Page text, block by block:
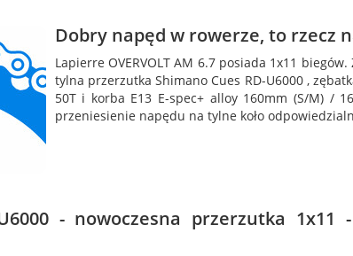
Dobry napęd w rowerze, to rzecz
Lapierre OVERVOLT AM 6.7 posiada 1x11
tylna przerzutka Shimano Cues RD-U6000 ,
50T i korba E13 E-spec+ alloy 160mm (S/M) /
przeniesienie napędu na tylne koło
- nowoczesna przerzutka 1x11 -